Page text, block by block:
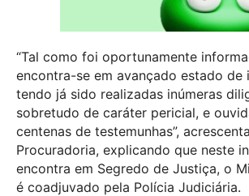
“Tal como foi oportunamente
encontra-se em avançado estado de
tendo já sido realizadas inúmeras
sobretudo de caráter pericial, e
centenas de testemunhas”,
Procuradoria, explicando que neste
encontra em Segredo de Justiça, o
é coadjuvado pela Polícia Judiciária.